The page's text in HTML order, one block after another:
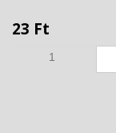
23 Ft